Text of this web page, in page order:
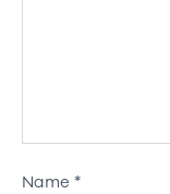
Name *